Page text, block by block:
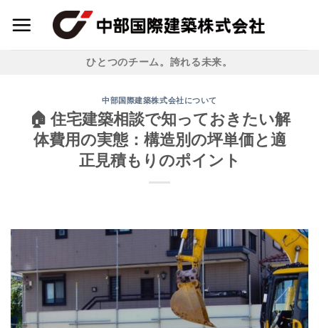
ひとつのチーム。誇れる未来。
中部国際建築株式会社について
🏠 住宅建築相談で知っておきたい解
体費用の実態：構造別の坪単価と適
正見積もりのポイント